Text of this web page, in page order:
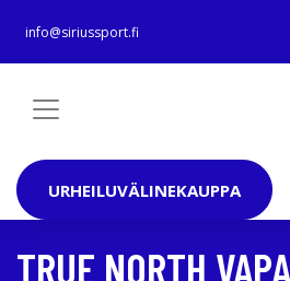
info@siriussport.fi
URHEILUVÄLINEKAUPPA
TRUE NORTH